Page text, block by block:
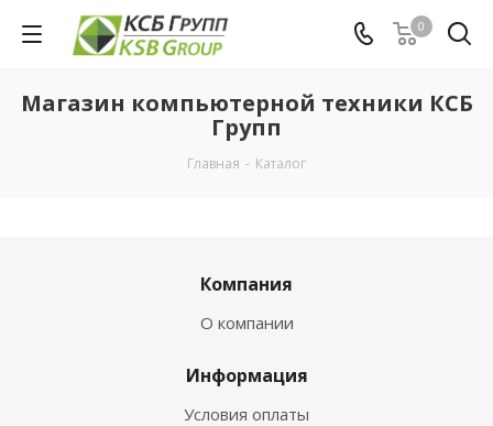
0
Магазин компьютерной техники КСБ
Групп
Главная - Каталог
Компания
О компании
Информация
Условия оплаты